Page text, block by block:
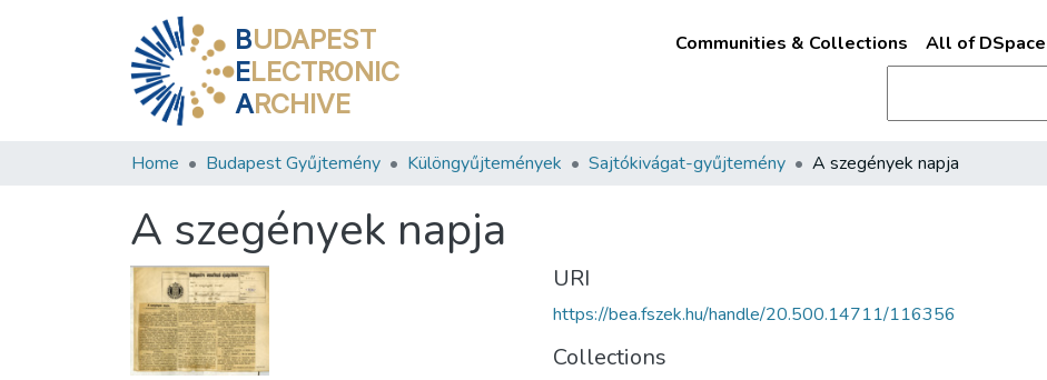
BUDAPEST
ELECTRONIC
ARCHIVE
Communities & Collections All of DSpace
Home Budapest Gyűjtemény Különgyűjtemények Sajtókivágat-gyűjtemény A szegények napja
A szegények napja
URI
https://bea.fszek.hu/handle/20.500.14711/116356
Collections